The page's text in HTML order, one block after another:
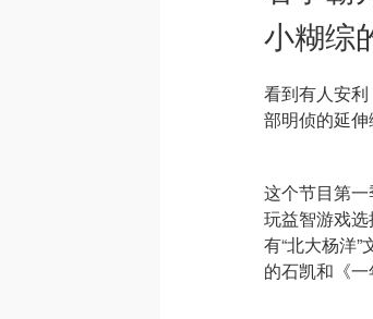
小糊
看到有人安
部明侦的延
这个节目第
玩益智游戏
有“北大杨洋
的石凯和《一